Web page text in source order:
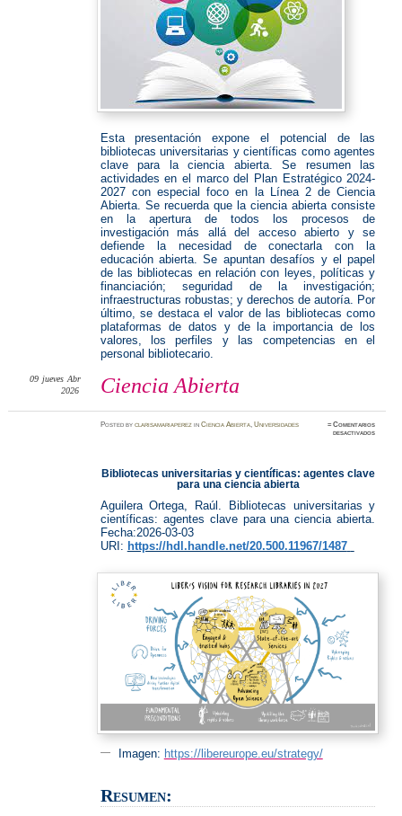
Esta presentación expone el potencial de las
bibliotecas universitarias y científicas como agentes
clave para la ciencia abierta. Se resumen las
actividades en el marco del Plan Estratégico 2024-
2027 con especial foco en la Línea 2 de Ciencia
Abierta. Se recuerda que la ciencia abierta consiste
en la apertura de todos los procesos de
investigación más allá del acceso abierto y se
defiende la necesidad de conectarla con la
educación abierta. Se apuntan desafíos y el papel
de las bibliotecas en relación con leyes, políticas y
financiación; seguridad de la investigación;
infraestructuras robustas; y derechos de autoría. Por
último, se destaca el valor de las bibliotecas como
plataformas de datos y de la importancia de los
valores, los perfiles y las competencias en el
personal bibliotecario.
Ciencia Abierta
09 jueves Abr
2026
Postedbyclarisamariaperez inCiencia Abierta,Universidades ≈Comentarios
desactivadosen
Bibliotecas universitarias y científicas: agentes clave
para una ciencia abierta
Aguilera Ortega, Raúl.
Bibliotecas universitarias y
científicas: agentes clave para una ciencia abierta.
Fecha:2026-03-03
URI: https://hdl.handle.net/20.500.11967/1487
Imagen: https://libereurope.eu/strategy/
Resumen: